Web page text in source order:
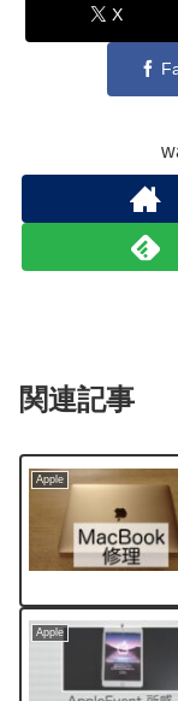
X
関連記事
Apple
Apple